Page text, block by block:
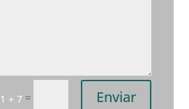
1 + 7= Enviar